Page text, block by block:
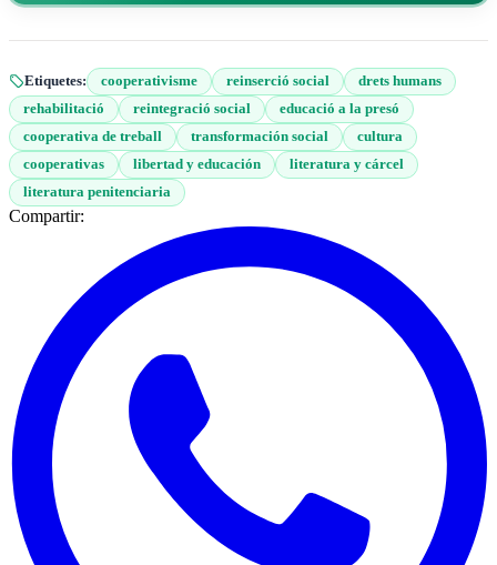
Etiquetes: cooperativisme reinserció social
drets humans
rehabilitació
reintegració social
educació a la presó
cooperativa de treball
transformación social
cultura
cooperativas
libertad y educación
literatura y cárcel
literatura penitenciaria
Compartir: